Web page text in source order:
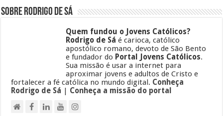
Sobre Rodrigo de Sá
Quem fundou o Jovens Católicos?
Rodrigo de Sá é carioca, católico
apostólico romano, devoto de São Bento
e fundador do Portal Jovens Católicos.
Sua missão é usar a internet para
aproximar jovens e adultos de Cristo e
fortalecer a fé católica no mundo digital. Conheça
Rodrigo de Sá | Conheça a missão do portal